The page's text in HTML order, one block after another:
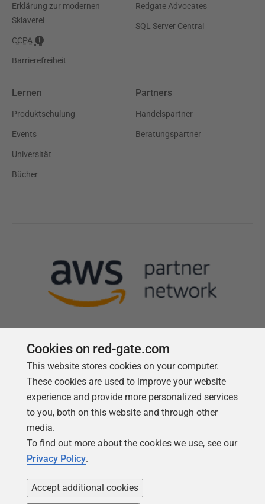
Erklärung zur modernen
Sklaverei
CCPA
Barrierefreiheit
Redgate Advocates
SQL Server Central
Lernen
Produktschulung
Events
Universität
Bücher
Partners
Handelspartner
Beratungspartner
Cookies on red-gate.com
This website stores cookies on your computer.
These cookies are used to improve your website
experience and provide more personalized services
to you, both on this website and through other
media.
To find out more about the cookies we use, see our
Privacy Policy.
Accept additional cookies